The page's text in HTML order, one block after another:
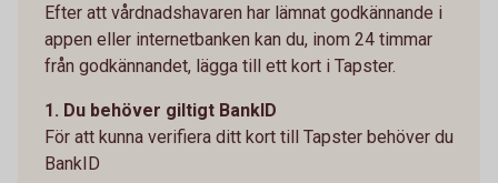
Efter att vårdnadshavaren har lämnat godkännande i
appen eller internetbanken kan du, inom 24 timmar
från godkännandet, lägga till ett kort i Tapster.
1. Du behöver giltigt BankID
För att kunna verifiera ditt kort till Tapster behöver du
BankID